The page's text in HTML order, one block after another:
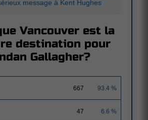
message à Kent Hughes
Vancouver est la
destination pour
Gallagher?
667 93.4 %
47 6.6 %